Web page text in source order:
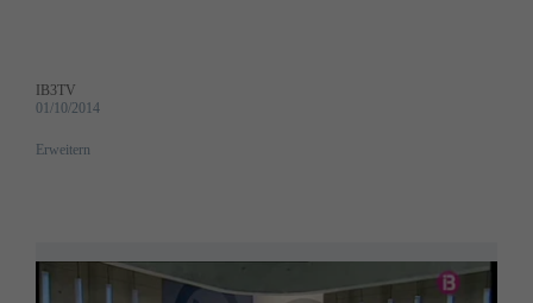
IB3TV
01/10/2014
Erweitern